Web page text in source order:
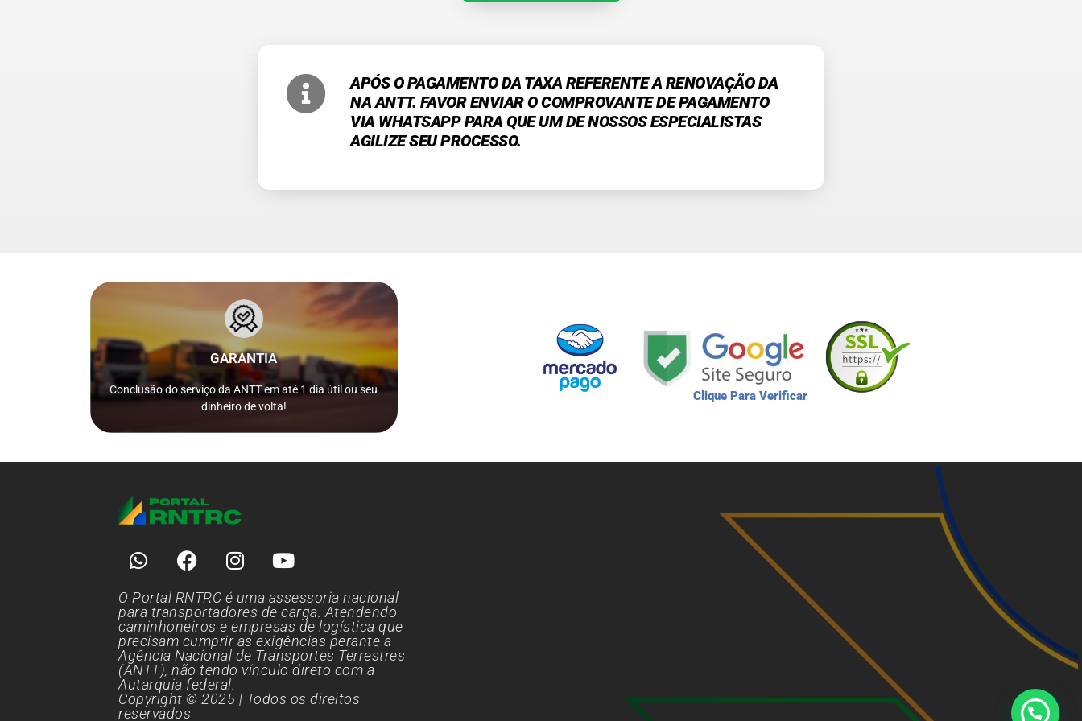
APÓS O PAGAMENTO DA TAXA REFERENTE A RENOVAÇÃO DA
NA ANTT. FAVOR ENVIAR O COMPROVANTE DE PAGAMENTO
VIA WHATSAPP PARA QUE UM DE NOSSOS ESPECIALISTAS
AGILIZE SEU PROCESSO.
GARANTIA
Conclusão do serviço da ANTT em até 1 dia útil ou seu
dinheiro de volta!
ISSO MESMO!
Nós reembolsamos 100% do valor pago como garantia
caso o serviço da ANTT solicitado não seja concluído
em até 1 dia útil após a confirmação do pagamento.
Clique Para Verificar
O Portal RNTRC é uma assessoria nacional
para transportadores de carga. Atendendo
caminhoneiros e empresas de logística que
precisam cumprir as exigências perante a
Agência Nacional de Transportes Terrestres
(ANTT), não tendo vínculo direto com a
Autarquia federal.
Copyright © 2025 | Todos os direitos
reservados